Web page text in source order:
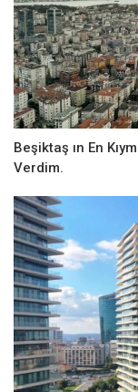
Beşiktaş ın En
Verdim.